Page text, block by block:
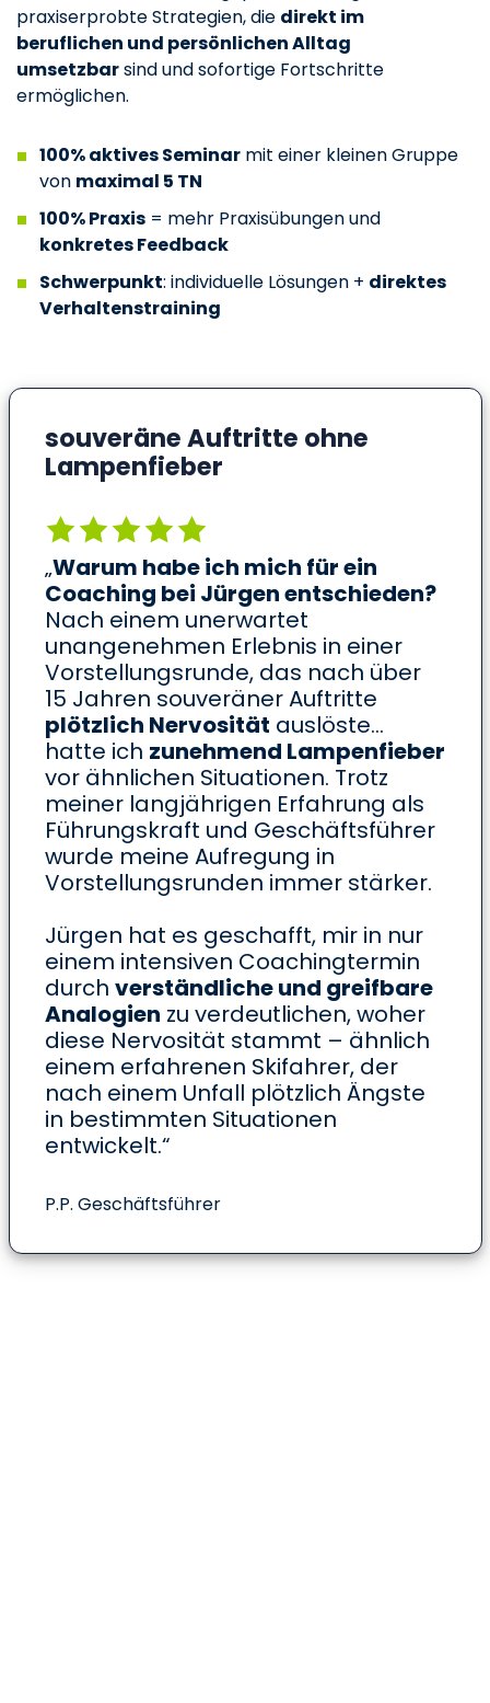
praxiserprobte Strategien, die direkt im
beruflichen und persönlichen Alltag
umsetzbarsind und sofortige Fortschritte
ermöglichen.
100% aktives Seminarmit einer kleinen Gruppe
von maximal 5 TN
100% Praxis= mehr Praxisübungen und
konkretes Feedback
Schwerpunkt: individuelle Lösungen + direktes
Verhaltenstraining
souveräne Auftritte ohne
Lampenfieber
„Warum habe ich mich für ein
Coaching bei Jürgen entschieden?
Nach einem unerwartet
unangenehmen Erlebnis in einer
Vorstellungsrunde, das nach über
15 Jahren souveräner Auftritte
plötzlich Nervosität auslöste…
hatte ich zunehmend Lampenfieber
vor ähnlichen Situationen. Trotz
meiner langjährigen Erfahrung als
Führungskraft und Geschäftsführer
wurde meine Aufregung in
Vorstellungsrunden immer stärker.
Jürgen hat es geschafft, mir in nur
einem intensiven Coachingtermin
durch verständliche und greifbare
Analogien zu verdeutlichen, woher
diese Nervosität stammt – ähnlich
einem erfahrenen Skifahrer, der
nach einem Unfall plötzlich Ängste
in bestimmten Situationen
entwickelt.“
P.P. Geschäftsführer